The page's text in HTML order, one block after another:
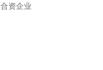
合资企业